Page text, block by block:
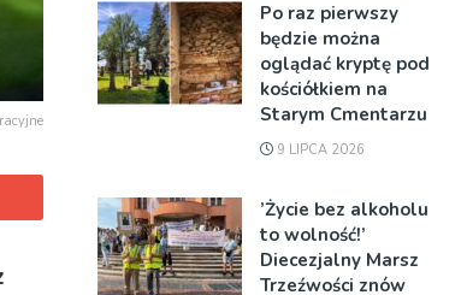
Po raz pierwszy
będzie można
oglądać kryptę pod
kościółkiem na
Starym Cmentarzu
9 LIPCA 2026
’Życie bez alkoholu
to wolność!’
Diecezjalny Marsz
Trzeźwości znów